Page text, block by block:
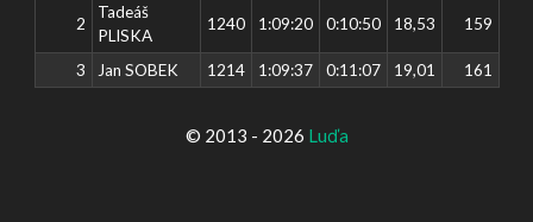
2
Tadeáš
PLISKA
1240 1:09:20 0:10:50 18,53 159
3 Jan SOBEK 1214 1:09:37 0:11:07 19,01 161
© 2013 - 2026 Luďa